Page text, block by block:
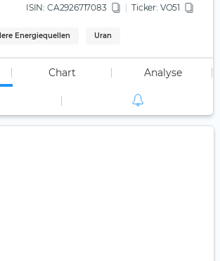
ISIN: CA2926717083 Ticker: VO51
Energiequellen Uran
Chart Analyse